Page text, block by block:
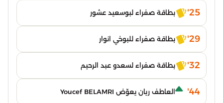
25' بطاقة صفراء لبوسعيد عشور
29' بطاقة صفراء للبوخي انوار
32' بطاقة صفراء لسعدو عبد الرحيم
44' العاطف ريان يعوّض Youcef BELAMRI